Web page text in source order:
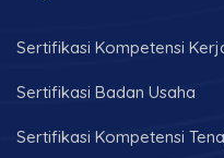
Sertifikasi Kompetensi
Sertifikasi Badan Usaha
Sertifikasi Kompetensi